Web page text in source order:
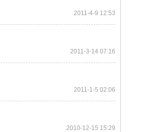
2011-4-9 12:53
2011-3-14 07:16
2011-1-5 02:06
2010-12-15 15:29